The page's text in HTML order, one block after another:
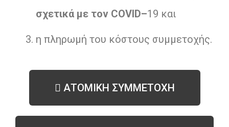
σχετικά με τον COVID–19 και
η πληρωμή του κόστους συμμετοχής.
ΑΤΟΜΙΚΗ ΣΥΜΜΕΤΟΧΗ